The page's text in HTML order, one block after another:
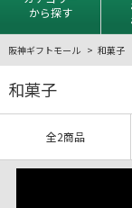
から探す
阪神ギフトモール 和菓子
和菓子
全2商品